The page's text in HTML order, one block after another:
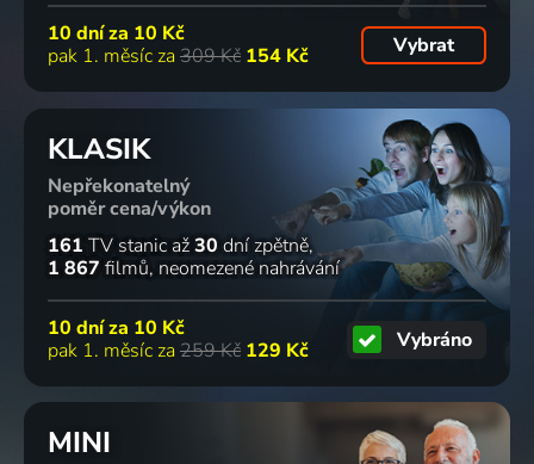
10 dní za 10 Kč
pak 1. měsíc za 309 Kč 154 Kč Vybrat
KLASIK
Nepřekonatelný
poměr cena/výkon
161 TV stanic až30 dní zpětně
1 867 filmů neomezené nahrávání
10 dní za 10 Kč
pak 1. měsíc za 259 Kč 129 Kč Vybráno
MINI